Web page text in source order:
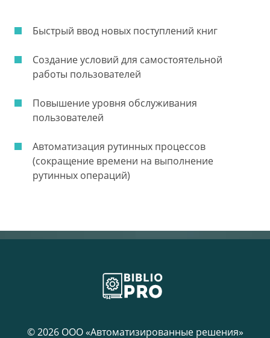
Быстрый ввод новых поступлений книг
Создание условий для самостоятельной
работы пользователей
Повышение уровня обслуживания
пользователей
Автоматизация рутинных процессов
(сокращение времени на выполнение
рутинных операций)
© 2026 ООО «Автоматизированные решения»